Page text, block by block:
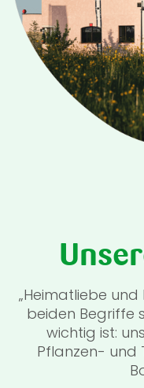
„Heimatliebe und
beiden Begriffe
wichtig ist:
Pflanzen- und